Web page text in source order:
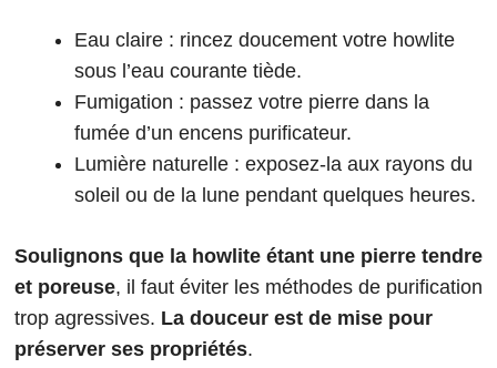
Eau claire : rincez doucement votre howlite
sous l’eau courante tiède.
Fumigation : passez votre pierre dans la
fumée d’un encens purificateur.
Lumière naturelle : exposez-la aux rayons du
soleil ou de la lune pendant quelques heures.
Soulignons que la howlite étant une pierre tendre
et poreuse, il faut éviter les méthodes de purification
trop agressives. La douceur est de mise pour
préserver ses propriétés.